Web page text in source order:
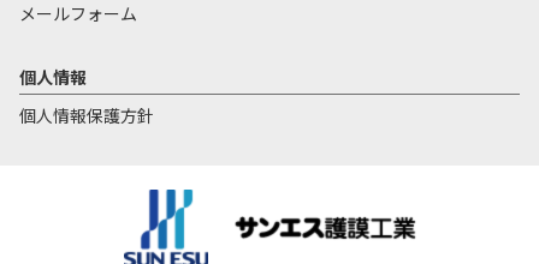
メールフォーム
個人情報
個人情報保護方針